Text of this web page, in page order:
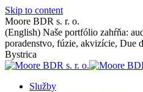
Skip to content
Moore BDR s. r. o.
(English) Naše portfólio zahŕňa:
poradenstvo, fúzie, akvizície, Due
Bystrica
Služby